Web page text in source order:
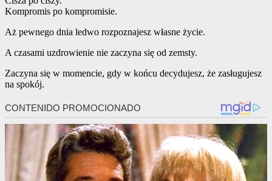
Kompromis po kompromisie.
Aż pewnego dnia ledwo rozpoznajesz własne życie.
A czasami uzdrowienie nie zaczyna się od zemsty.
Zaczyna się w momencie, gdy w końcu decydujesz, że zasługujesz
na spokój.